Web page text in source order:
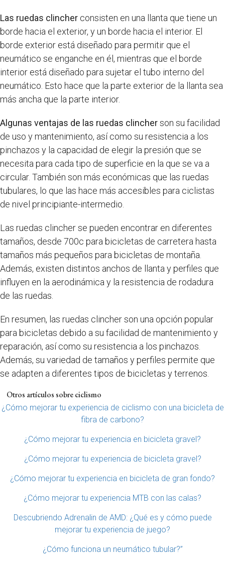
Las ruedas clincher consisten en una llanta que tiene un
borde hacia el exterior, y un borde hacia el interior. El
borde exterior está diseñado para permitir que el
neumático se enganche en él, mientras que el borde
interior está diseñado para sujetar el tubo interno del
neumático. Esto hace que la parte exterior de la llanta sea
más ancha que la parte interior.
Algunas ventajas de las ruedas clincherson su facilidad
de uso y mantenimiento, así como su resistencia a los
pinchazos y la capacidad de elegir la presión que se
necesita para cada tipo de superficie en la que se va a
circular. También son más económicas que las ruedas
tubulares, lo que las hace más accesibles para ciclistas
de nivel principiante-intermedio.
Las ruedas clincher se pueden encontrar en diferentes
tamaños, desde 700c para bicicletas de carretera hasta
tamaños más pequeños para bicicletas de montaña.
Además, existen distintos anchos de llanta y perfiles que
influyen en la aerodinámica y la resistencia de rodadura
de las ruedas.
En resumen, las ruedas clincher son una opción popular
para bicicletas debido a su facilidad de mantenimiento y
reparación, así como su resistencia a los pinchazos.
Además, su variedad de tamaños y perfiles permite que
se adapten a diferentes tipos de bicicletas y terrenos.
Otros artículos sobre ciclismo
¿Cómo mejorar tu experiencia de ciclismo con una bicicleta de
fibra de carbono?
¿Cómo mejorar tu experiencia en bicicleta gravel?
¿Cómo mejorar tu experiencia de bicicleta gravel?
¿Cómo mejorar tu experiencia en bicicleta de gran fondo?
¿Cómo mejorar tu experiencia MTB con las calas?
Descubriendo Adrenalin de AMD: ¿Qué es y cómo puede
mejorar tu experiencia de juego?
¿Cómo funciona un neumático tubular?”